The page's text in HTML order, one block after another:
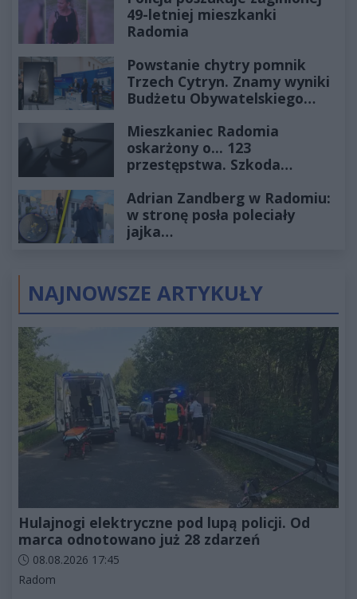
49-letniej mieszkanki
Radomia
Powstanie chytry pomnik
Trzech Cytryn. Znamy wyniki
Budżetu Obywatelskiego
Mieszkaniec Radomia
oskarżony o... 123
przestępstwa. Szkoda
złotych
Adrian Zandberg w Radomiu:
w stronę posła poleciały
jajka…
NAJNOWSZE ARTYKUŁY
Hulajnogi elektryczne pod lupą policji. Od
marca odnotowano już 28 zdarzeń
Data dodania artykułu:
08.08.2026 17:45
Kategorie artykułu:
Radom